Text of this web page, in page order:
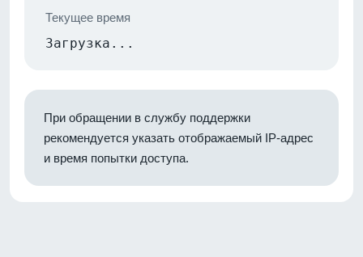
Текущее время
Загрузка...
При обращении в службу поддержки
рекомендуется указать отображаемый IP-адрес
и время попытки доступа.